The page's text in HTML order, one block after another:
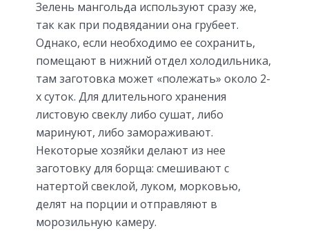
Зелень мангольда используют сразу же,
так как при подвядании она грубеет.
Однако, если необходимо ее сохранить,
помещают в нижний отдел холодильника,
там заготовка может «полежать» около 2-
х суток. Для длительного хранения
листовую свеклу либо сушат, либо
маринуют, либо замораживают.
Некоторые хозяйки делают из нее
заготовку для борща: смешивают с
натертой свеклой, луком, морковью,
делят на порции и отправляют в
морозильную камеру.